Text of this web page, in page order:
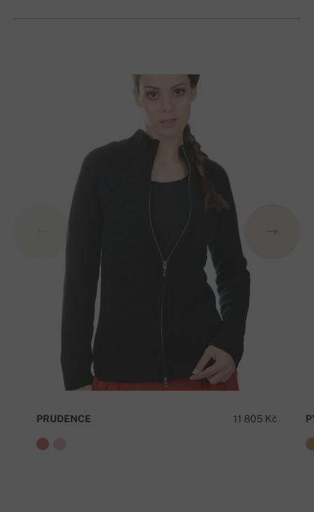
11 805 Kč
PRUDENCE